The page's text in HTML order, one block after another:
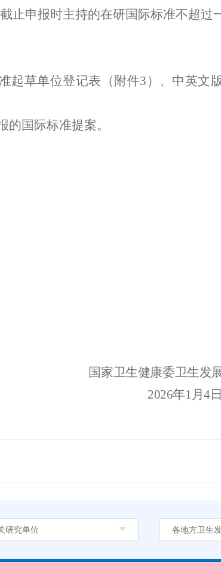
截止申报时主持的在研国际标准不超过
起草单位登记表（附件3）、中英文
的国际标准提案。
国家卫生健康委卫生发
6年1 月4日
研究单位 各地方卫生